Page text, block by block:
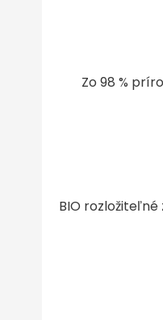
Zo 98 %
BIO